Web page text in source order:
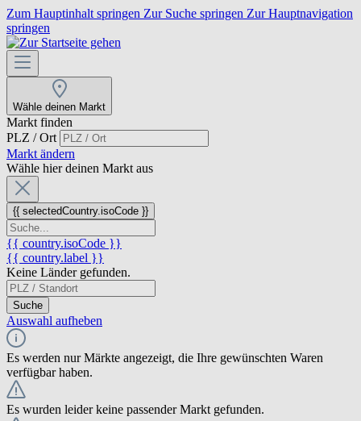
Zum Hauptinhalt springen Zur Suche springen Zur Hauptnavigation
springen
Wähle deinen Markt
Markt finden
PLZ / Ort
Markt ändern
Wähle hier deinen Markt aus
{{ selectedCountry.isoCode }}
{{ country.isoCode }}
{{ country.label }}
Keine Länder gefunden.
Suche
Auswahl aufheben
Es werden nur Märkte angezeigt, die Ihre gewünschten Waren
verfügbar haben.
Es wurden leider keine passender Markt gefunden.